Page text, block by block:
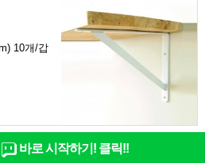
10개/갑
바로 시작하기! 클릭!!